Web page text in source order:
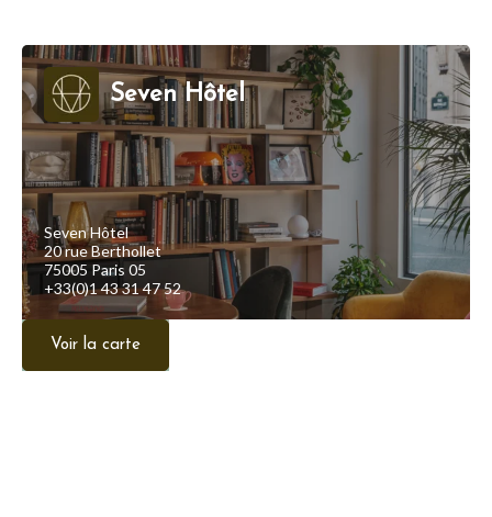
Seven Hôtel
Seven Hôtel
20 rue Berthollet
75005 Paris 05
+33(0)1 43 31 47 52
Voir la carte